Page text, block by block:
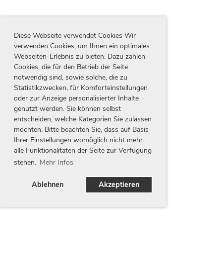
Diese Webseite verwendet Cookies Wir
verwenden Cookies, um Ihnen ein optimales
Webseiten-Erlebnis zu bieten. Dazu zählen
Cookies, die für den Betrieb der Seite
notwendig sind, sowie solche, die zu
Statistikzwecken, für Komforteinstellungen
oder zur Anzeige personalisierter Inhalte
genutzt werden. Sie können selbst
entscheiden, welche Kategorien Sie zulassen
möchten. Bitte beachten Sie, dass auf Basis
Ihrer Einstellungen womöglich nicht mehr
alle Funktionalitäten der Seite zur Verfügung
stehen. Mehr Infos
Ablehnen Akzeptieren